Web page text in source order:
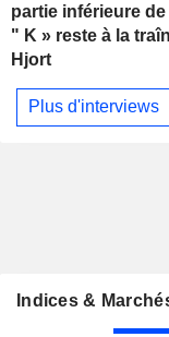
partie inférieure
" K » reste à la
Hjort
Plus d'interviews
Indices &